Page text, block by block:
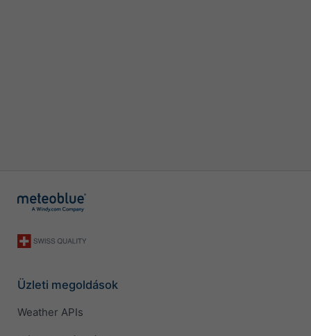
Üzleti megoldások
Weather APIs